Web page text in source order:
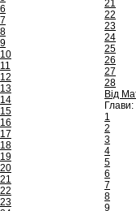
6
7
8
9
10
11
12
13
14
15
16
17
18
19
20
21
22
23
21
22
23
24
25
26
27
28
Від
Глави:
1
2
3
4
5
6
7
8
9